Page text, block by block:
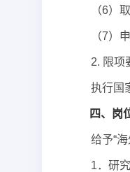
（6）
（7）
2. 限项
执行国
四、岗
给予“
1．研